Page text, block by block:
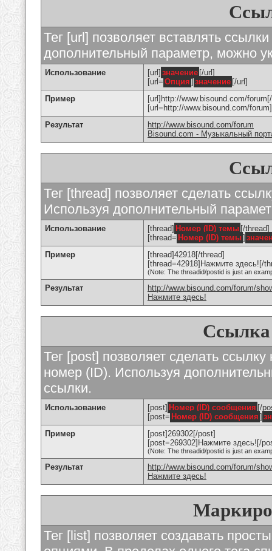
Тег [url] позволяет вставлять
дополнительный параметр, можно
Использование [url] значение [/url]
[url= Опция ] значение [/url]
Пример
[url]http://www.bisound.com/
[url=http://www.bisound.com/
Результат
http://www.bisound.com/forum
Bisound.com - Музыкальный
Тег [thread] позволяет сделать
Используя дополнительный
Использование [thread] Номер (ID) темы [/thread]
[thread= Номер (ID) темы]
Пример
[thread]42918[/thread]
[thread=42918]Нажмите здесь![/
(Note: The threadid/postid is just an
Результат
http://www.bisound.com/forum/
Нажмите здесь!
Ссылка
Тег [post] позволяет сделать
номер (ID). Используя
ссылки.
Использование [post] Номер (ID) сообщения [/
[post= Номер (ID) сообщения ]
Пример
[post]269302[/post]
[post=269302]Нажмите здесь![/
(Note: The threadid/postid is just an
Результат
http://www.bisound.com/forum/
Нажмите здесь!
Тег [list] позволяет создавать